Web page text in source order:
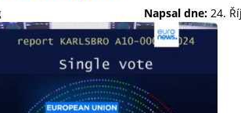
Napsal dne: 24.